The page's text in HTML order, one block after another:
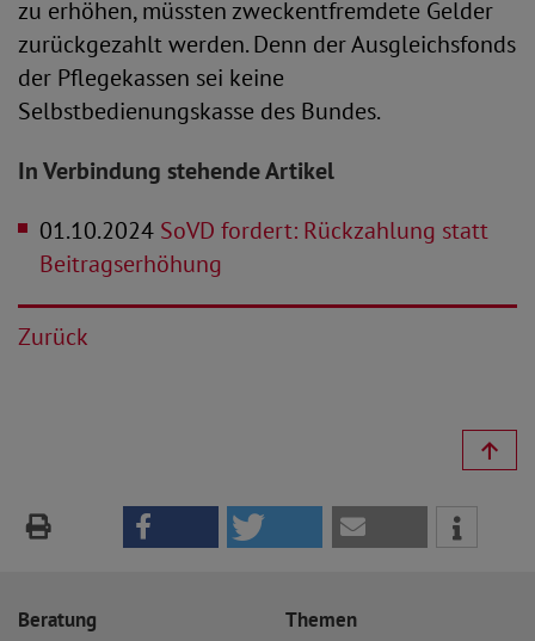
zu erhöhen, müssten zweckentfremdete Gelder
zurückgezahlt werden. Denn der Ausgleichsfonds
der Pflegekassen sei keine
Selbstbedienungskasse des Bundes.
In Verbindung stehende Artikel
01.10.2024 SoVD fordert: Rückzahlung statt
Beitragserhöhung
Zurück
Beratung
Themen